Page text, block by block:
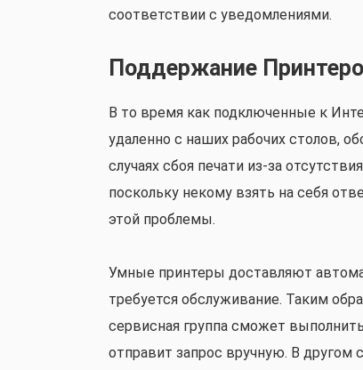
соответствии с уведомлениями.
Поддержание
В то время как подключенные к
удаленно с наших рабочих столов,
случаях сбоя печати из-за
поскольку некому взять на себя
этой проблемы.
Умные принтеры доставляют
требуется обслуживание. Таким
сервисная группа сможет
отправит запрос вручную. В